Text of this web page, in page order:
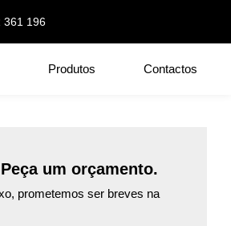
361 196
Produtos Contactos
um orçamento.
prometemos ser breves na